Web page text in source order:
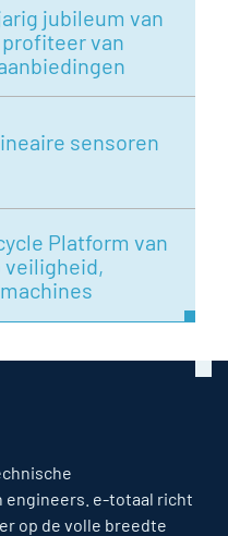
jubileum van
profiteer van
sensoren
Platform van
veiligheid,
engineers. e-totaal richt
op de volle breedte